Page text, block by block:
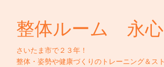
整体ルーム 永
さいたま市で２３年！
整体・姿勢や健康づくりのトレーニング＆ス